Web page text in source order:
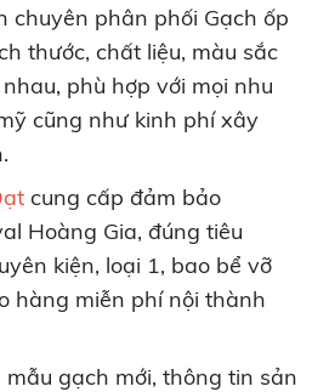
chuyên phân phối Gạch ốp
thước, chất liệu, màu sắc
phù hợp với mọi nhu
cũng như kinh phí xây
cung cấp đảm bảo
Hoàng Gia, đúng tiêu
kiện, loại 1, bao bể vỡ
hàng miễn phí nội thành
gạch mới, thông tin sản